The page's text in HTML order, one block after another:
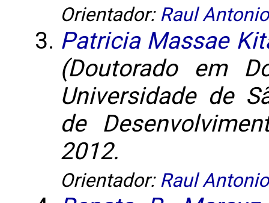
Orientador: Raul
Patricia Massae
(Doutorado em
Universidade de
de
2012.
Orientador: Raul